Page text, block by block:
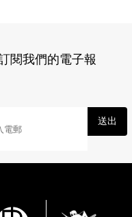
閱我們的電子報
送出